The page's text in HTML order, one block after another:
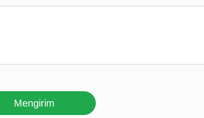
Mengirim